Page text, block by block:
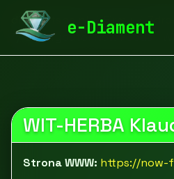
e-Diament
diamentspa.pl
Dystrybutor Now Foods -
WIT-HERBA
Strona WWW: https://now-